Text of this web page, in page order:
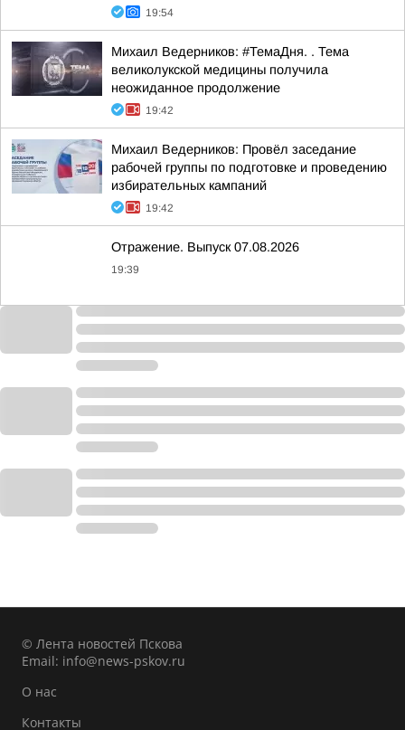
19:54
Михаил Ведерников: #ТемаДня. . Тема
великолукской медицины получила
неожиданное продолжение
19:42
Михаил Ведерников: Провёл заседание
рабочей группы по подготовке и проведению
избирательных кампаний
19:42
Отражение. Выпуск 07.08.2026
19:39
© Лента новостей Пскова
Email: info@news-pskov.ru
О нас
Контакты